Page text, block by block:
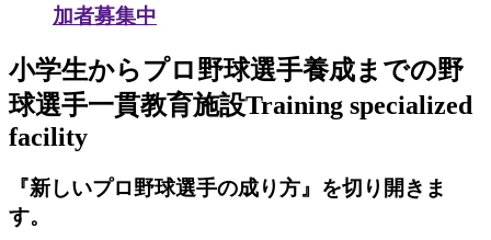
加者募集中
小学生からプロ野球選手養成までの野
球選手一貫教育施設Training specialized
facility
『新しいプロ野球選手の成り方』を切り開きま
す。